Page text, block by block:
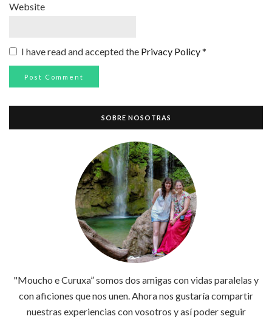
Website
I have read and accepted the Privacy Policy*
SOBRE NOSOTRAS
"Moucho e Curuxa” somos dos amigas con vidas paralelas y
con aficiones que nos unen. Ahora nos gustaría compartir
nuestras experiencias con vosotros y así poder seguir